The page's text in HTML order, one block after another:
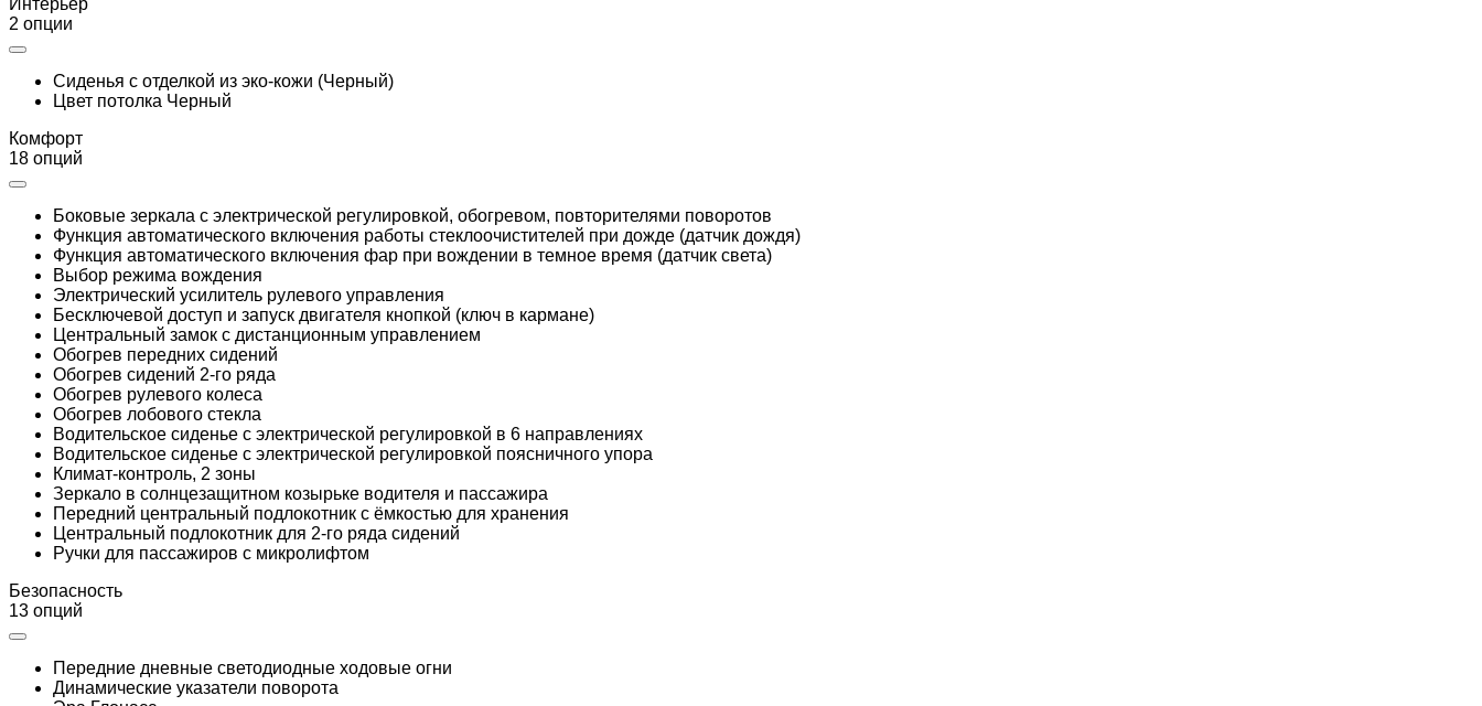
Интерьер
2 опции
Сиденья с отделкой из эко-кожи (Черный)
Цвет потолка Черный
Комфорт
18 опций
Боковые зеркала с электрической регулировкой, обогревом, повторителями поворотов
Функция автоматического включения работы стеклоочистителей при дожде (датчик дождя)
Функция автоматического включения фар при вождении в темное время (датчик света)
Выбор режима вождения
Электрический усилитель рулевого управления
Бесключевой доступ и запуск двигателя кнопкой (ключ в кармане)
Центральный замок с дистанционным управлением
Обогрев передних сидений
Обогрев сидений 2-го ряда
Обогрев рулевого колеса
Обогрев лобового стекла
Водительское сиденье с электрической регулировкой в 6 направлениях
Водительское сиденье с электрической регулировкой поясничного упора
Климат-контроль, 2 зоны
Зеркало в солнцезащитном козырьке водителя и пассажира
Передний центральный подлокотник с ёмкостью для хранения
Центральный подлокотник для 2-го ряда сидений
Ручки для пассажиров с микролифтом
Безопасность
13 опций
Передние дневные светодиодные ходовые огни
Динамические указатели поворота